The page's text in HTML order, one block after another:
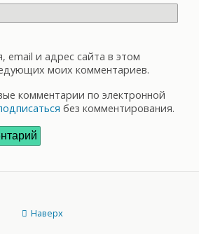
email и адрес сайта в этом
моих комментариев.
комментарии по электронной
без комментирования.
Наверх